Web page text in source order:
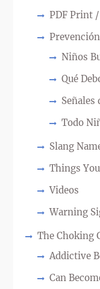
PDF Print
Prevención
Niños
Qué
Señales
Todo
Slang
Things
Videos
Warning
The Choking
Addictive
Can